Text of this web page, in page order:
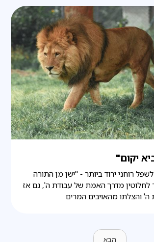
יקום"
רוחני ירוד ביותר - "ישן מן התורה
לחלוטין מדרך האמת של עבודת ה', גם אז
ה' והצלתו מהאויבים המרים
הבא